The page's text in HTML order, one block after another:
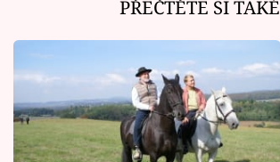
PŘEČTĚTE SI TAKÉ